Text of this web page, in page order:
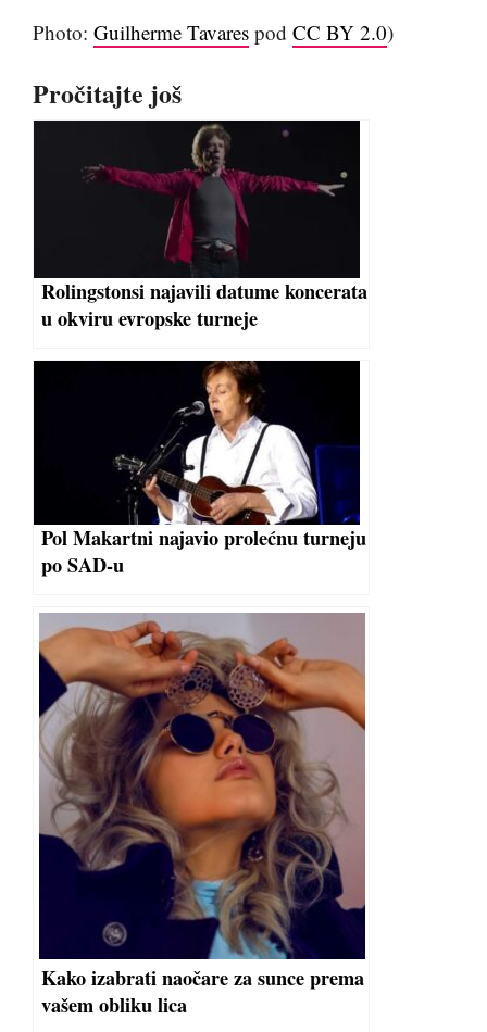
Photo: Guilherme Tavares pod CC BY 2.0)
Pročitajte još
Rolingstonsi najavili datume koncerata
u okviru evropske turneje
Pol Makartni najavio prolećnu turneju
po SAD-u
Kako izabrati naočare za sunce prema
vašem obliku lica